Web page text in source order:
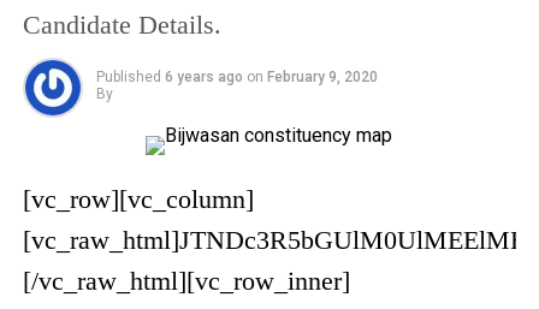
Candidate Details.
Published 6 years ago on February 9, 2020
By
[vc_row][vc_column][vc_raw_html]JTNDc3R5bGUlM0UlMEElMEF0YWJsZSUyMCU3QiUwQSUyMCUyMGJhY2tncm91bmQtY29sb3IlM0ElMjB0cmFuc3BhcmVudCUzQiUwQSUyMCUyMGJvcmRlci1jb2xsYXBzZSUzQSUyMGNvbGxhcHNlJTNCJTBBJTIwJTIwZm9udC1mYW1pbHklM0ElMjBBcmlhbCUyQyUyMEhlbHZldGljYSUyQyUyMHNhbnMtc2VyaWYlMEElN0QlMEEuZGNmLXRhYmxlJTIwdGJvZHklMkMlMjAuZGNmLXRhYmxlJTIwdGhlYWQlMjAlN0IlMEElMjAlMjBmb250LXNpemUlM0ElMjAuODRlbSUwQSU3RCUwQS5kY2YtdGFibGUlMjB0Zm9vdCUyMCU3QiUwQSUyMCUyMGZvbnQtc2l6ZSUzQSUyMC43NWVtJTBBJTdEJTBBLmRjZi10YWJsZSUyMHRib2R5JTIwJTdCJTBBJTIwJTIwYm9yZGVyLWJvdHRvbSUzQSUyMDFweCUyMHNvbGlkJTIwJTIzZTNlM2UyJTNCJTBBJTIwJTIwYm9yZGVyLXRvcCUzQSUyMDFweCUyMHNvbGlkJTIwJTIzZTNlM2UyJTBBJTdEJTBBLmRjZi10YWJsZSUyMHRkJTJDJTIwLmRjZi10YWJsZSUyMHRoJTIwJTdCJTBBJTIwJTIwcGFkZGluZy1yaWdodCUzQSUyMDEuNzhlbSUwQSU3RCUwQS5kY2YtdGFibGUtYm9yZGVyZWQlMkMlMjAuZGNmLXRhYmxlLWJvcmRlcmVkJTIwdGQlMkMlMjAuZGNmLXRhYmxlLWJvcmRlcmVkJTIwdGglMjAlN0IlMEElMjAlMjBib3JkZXIlM0ElMjAxcHglMjBzb2xpZCUyMCUyM2UzZTNlMiUwQSU3RCUwQS5kY2YtdGFibGUtYm9yZGVyZWQlMjB0ZCUyQyUyMC5kY2YtdGFibGUtYm9yZGVyZWQlMjB0aCUyQyUyMC5kY2YtdGFibGUtc3RyaXBlZCUyMHRkJTJDJTIwLmRjZi10YWJsZS1zdHJpcGVkJTIwdGglMjAlN0IlMEElMjAlMjBwYWRkaW5nLWxlZnQlM0ElMjAxZW0lM0IlMEElMjAlMjBwYWRkaW5nLXJpZ2h0JTNBJTIwMWVtJTBBJTdEJTBBLmRjZi10YWJsZS1ib3JkZXJlZCUyMHRyJTNBbm90JTI4JTNBbGFzdC1jaGlsZCUyOSUyQyUyMC5kY2YtdGFibGUtc3RyaXBlZCUyMHRyJTNBbm90JTI4JTNBbGFzdC1jaGlsZCUyOSUyMCU3QiUwQSUyMCUyMGJvcmRlci1ib3R0b20lM0ElMjAxcHglMjBzb2xpZCUyMCUyM2UzZTNlMiUwQSU3RCUwQS5kY2YtdGFibGUtc3RyaXBlZCUyMHRib2R5JTIwdHIlM0FudGgtb2YtdHlwZSUyODJuJTI5JTIwJTdCJTBBJTIwJTIwYmFja2dyb3VuZC1jb2xvciUzQSUyMCUyM2Y2ZjZmNSUwQSU3RCUwQS5kY2YtdGFibGUlMjB0aGVhZCUyMHRkJTJDJTIwLmRjZi10YWJsZSUyMHRoZWFkJTIwdGglMjAlN0IlMEElMjAlMjBwYWRkaW5nLWJvdHRvbSUzQSUyMC43NWVtJTNCJTBBJTIwJTIwdmVydGljYWwtYWxpZ24lM0ElMjBib3R0b20lMEElN0QlMEEuZGNmLXRhYmxlJTIwdGJvZHklMjB0ZCUyQyUyMC5kY2YtdGFibGUlMjB0Ym9keSUyMHRoJTJDJTIwLmRjZi10YWJsZSUyMHRmb290JTIwdGQlMkMlMjAuZGNmLXRhYmxlJTIwdGZvb3QlMjB0aCUyMCU3QiUwQSUyMCUyMHBhZGRpbmctdG9wJTNBJTIwLjc1ZW0lM0IlMEElMjAlMjB2ZXJ0aWNhbC1hbGlnbiUzQSUyMHRvcCUwQSU3RCUwQS5kY2YtdGFibGUlMjB0Ym9keSUyMHRkJTJDJTIwLmRjZi10YWJsZSUyMHRib2R5JTIwdGglMjAlN0IlMEElMjAlMjBwYWRkaW5nLWJvdHRvbSUzQSUyMC43NWVtJTBBJTdEJTBBLmRjZi10YWJsZS1ib3JkZXJlZCUyMHRoZWFkJTIwdGglMjAlN0IlMEElMjAlMjBwYWRkaW5nLXRvcCUzQSUyMDEuMzNlbSUwQSU3RCUwQS5kY2Ytd3JhcHBlci10YWJsZS1zY3JvbGwlMjAlN0IlMEElMjAlMjBsZWZ0JTNBJTIwNTAlMjUlM0IlMEElMjAlMjBtYXJnaW4tbGVmdCUzQSUyMC01MHZ3JTNCJTBBJTIwJTIwbWFyZ2luLXJpZ2h0JTNBJTIwLTUwdnclM0IlMEElMjAlMjBvdmVyZmxvdy14JTNBJTIwYXV0byUzQiUwQSUyMCUyMC13ZWJraXQtb3ZlcmZsb3ctc2Nyb2xsaW5nJTNBJTIwdG91Y2glM0IlMEElMjAlMjBwYWRkaW5nLWJvdHRvbSUzQSUyMDFlbSUzQiUwQSUyMCUyMHBvc2l0aW9uJTNBJTIwcmVsYXRpdmUlM0IlMEElMjAlMjByaWdodCUzQSUyMDUwJTI1JTNCJTBBJTIwJTIwd2lkdGglM0ElMjAxMDB2dyUwQSU3RCUwQSU0MG1lZGlhJTIwb25seSUyMHNjcmVlbiUyMGFuZCUyMCUyOG1heC13aWR0aCUzQTQyLjA5ZW0lMjklMjAlN0IlMEElMjAlMjAuZGNmLXRhYmxlLXJlc3BvbnNpdmUlMjB0aGVhZCUyMCU3QiUwQSUyMCUyMCUyMCUyMGNsaXAlM0ElMjByZWN0JTI4MCUyMDAlMjAwJTIwMCUyOSUzQiUwQSUyMCUyMCUyMCUyMC13ZWJraXQtY2xpcC1wYXRoJTNBJTIwaW5zZXQlMjg1MCUyNSUyOSUzQiUwQSUyMCUyMCUyMCUyMGNsaXAtcGF0aCUzQSUyMGluc2V0JTI4NTAlMjUlMjklM0IlMEElMjAlMjAlMjAlMjBoZWlnaHQlM0ElMjAxcHglM0IlMEElMjAlMjAlMjAlMjBvdmVyZmxvdyUzQSUyMGhpZGRlbiUzQiUwQSUyMCUyMCUyMCUyMHBvc2l0aW9uJTNBJTIwYWJzb2x1dGUlM0IlMEElMjAlMjAlMjAlMjB3aWR0aCUzQSUyMDFweCUzQiUwQSUyMCUyMCUyMCUyMHdoaXRlLXNwYWNlJTNBJTIwbm93cmFwJTBBJTIwJTIwJTdEJTBBJTIwJTIwLmRjZi10YWJsZS1yZXNwb25zaXZlJTIwdHIlMjAlN0IlMEElMjAlMjAlMjAlMjBkaXNwbGF5JTNBJTIwYmxvY2slMEElMjAlMjAlN0QlMEElMjAlMjAuZGNmLXRhYmxlLXJlc3BvbnNpdmUlMjB0ZCUyMCU3QiUwQSUyMCUyMCUyMCUyMC13ZWJraXQtY29sdW1uLWdhcCUzQSUyMDMuMTZ2dyUzQiUwQSUyMCUyMCUyMCUyMC1tb3otY29sdW1uLWdhcCUzQSUyMDMuMTZ2dyUzQiUwQSUyMCUyMCUyMCUyMGNvbHVtbi1nYXAlM0ElMjAzLjE2dnclM0IlMEElMjAlMjAlMjAlMjBkaXNwbGF5JTNBJTIwLW1zLWdyaWQlM0IlMEElMjAlMjAlMjAlMjBkaXNwbGF5JTNBJTIwZ3JpZCUzQiUwQSUyMCUyMCUyMCUyMC1tcy1ncmlkLWNvbHVtbnMlM0ElMjAxZnIlMjAyZnIlM0IlMEElMjAlMjAlMjAlMjBncmlkLXRlbXBsYXRlLWNvbHVtbnMlM0ElMjAxZnIlMjAyZnIlM0IlMEElMjAlMjAlMjAlMjB0ZXh0LWFsaWduJTNBJTIwbGVmdCUyMWltcG9ydGFudCUwQSUyMCUyMCU3RCUwQSUyMCUyMC5kY2YtdGFibGUtcmVzcG9uc2l2ZS5kY2YtdGFibGUtYm9yZGVyZWQlMkMlMjAuZGNmLXRhYmxlLXJlc3BvbnNpdmUuZGNmLXRhYmxlLWJvcmRlcmVkJTIwdGhlYWQlMjB0aCUyMCU3QiUwQSUyMCUyMCUyMCUyMGJvcmRlci13aWR0aCUzQSUyMDAlMEElMjAlMjAlN0QlMEElMjAlMjAuZGNmLXRhYmxlLXJlc3BvbnNpdmUuZGNmLXRhYmxlLWJvcmRlcmVkJTIwdGJvZHklMjB0ZCUyMCU3QiUwQSUyMCUyMCUyMCUyMGJvcmRlci10b3Atd2lkdGglM0ElMjAwJTBBJTIwJTIwJTdEJTBBJTIwJTIwLmRjZi10YWJsZS1yZXNwb25zaXZlJTNBbm90JTI4LmRjZi10YWJsZS1ib3JkZXJlZCUyOSUyMHRib2R5JTIwdHIlMjAlN0IlMEElMjAlMjAlMjAlMjBwYWRkaW5nLWJvdHRvbSUzQSUyMC43NWVtJTBBJTIwJTIwJTdEJTBBJTIwJTIwLmRjZi10YWJsZS1yZXNwb25zaXZlJTNBbm90JTI4LmRjZi10YWJsZS1ib3JkZXJlZCUyOSUyMHRib2R5JTIwdGQlMjAlN0IlMEElMjAlMjAlMjAlMjBwYWRkaW5nLWJvdHRvbSUzQSUyMDAlMEElMjAlMjAlN0QlMEElMjAlMjAuZGNmLXRhYmxlLXJlc3BvbnNpdmUlM0Fub3QlMjguZGNmLXRhYmxlLWJvcmRlcmVkJTI5JTNBbm90JTI4LmRjZi10YWJsZS1zdHJpcGVkJTI5JTIwdGJvZHklMjB0ZCUyMCU3QiUwQSUyMCUyMCUyMCUyMHBhZGRpbmctcmlnaHQlM0ElMjAwJTBBJTIwJTIwJTdEJTBBJTIwJTIwLmRjZi10YWJsZS1yZXNwb25zaXZlLmRjZi10YWJsZS1ib3JkZXJlZCUyMHRib2R5JTIwdHIlM0FsYXN0LWNoaWxkJTIwdGQlM0FsYXN0LWNoaWxkJTIwJTdCJTBBJTIwJTIwJTIwJTIwYm9yZGVyLWJvdHRvbS13aWR0aCUzQSUyMDAlMEElMjAlMjAlN0QlMEElMjAlMjAuZGNmLXRhYmxlLXJlc3BvbnNpdmUlMjB0Ym9keSUyMHRkJTNBYmVmb3JlJTIwJTdCJTBBJTIwJTIwJTIwJTIwY29udGVudCUzQSUyMGF0dHIlMjhkYXRhLWxhYmVsJTI5JTNCJTBBJTIwJTIwJTIwJTIwZmxvYXQlM0ElMjBsZWZ0JTNCJTBBJTIwJTIwJTIwJTIwZm9udC13ZWlnaHQlM0ElMjA3MDAlM0IlMEElMjAlMjAlMjAlMjBwYWRkaW5nLXJpZ2h0JTNBJTIwMS43OGVtJTBBJTIwJTIwJTdEJTBBJTdEJTBBJTNDJTJGc3R5bGUlM0UlMEElM0N0YWJsZSUyMGNsYXNzJTNEJTIyZGNmLXRhYmxlJTIwZGNmLXRhYmxlLXJlc3BvbnNpdmUlMjBkY2YtdGFibGUtYm9yZGVyZWQlMjBkY2YtdGFibGUtc3RyaXBlZCUyMGRjZi13LTEwMCUyNSUyMiUzRSUwQSUzQ2NhcHRpb24lM0UlM0MlMkZjYXB0aW9uJTNFJTBBJTNDdGhlYWQlM0UlMEElMEElMjAlMjAlMjAlMjAlMjAlMjAlM0N0ciUzRSUwQSUyMCUyMCUyMCUyMCUyMCUyMCUyMCUyMCUyMCUyMCUyMCUyMCUzQ3RoJTIwc2NvcGUlM0QlMjJjb2wlMjIlMjBkYXRhLWxhYmVsJTNEJTIyTmFtZSUyMiUzRU5hbWUlM0MlMkZ0aCUzRSUwQSUyMCUyMCUyMCUyMCUyMCUyMCUyMCUyMCUyMCUyMCUyMCUyMCUzQ3RoJTIwc2NvcGUlM0QlMjJjb2wlMjIlMjBkYXRhLWxhYmVsJTNEJTIyUGFydHklMjIlM0VQYXJ0eSUzQyUyRnRoJTNFJTBBJTIwJTIwJTIwJTIwJTIwJTIwJTIwJTIwJTIwJTIwJTIwJTIwJTNDdGglMjBzY29wZSUzRCUyMmNvbCUyMiUyMGRhdGEtbGFiZWwlM0QlMjJHZW5kZXIlMjIlM0VHZW5kZXIlM0MlMkZ0aCUzRSUwQSUyMCUyMCUyMCUyMCUyMCUyMCUyMCUyMCUyMCUyMCUyMCUyMCUzQ3RoJTIwc2NvcGUlM0QlMjJjb2wlMjIlMjBkYXRhLWxhYmVsJTNEJTIyQWdlJTIyJTNFQWdlJTNDJTJGdGglM0UlMEElMjAlMjAlMjAlMjAlMjAlMjAlMjAlMjAlMjAlMjAlMjAlMjAlM0N0aCUyMHNjb3BlJTNEJTIyY29sJTIyJTIwZGF0YS1sYWJlbCUzRCUyMk51bWJlciUyMG9mJTIwQ3JpbWluYWwlMjBDYXNlcyUyMiUzRU51bWJlciUyMG9mJTIwQ3JpbWluYWwlMjBDYXNlcyUzQyUyRnRoJTNFJTBBJTIwJTIwJTIwJTIwJTIwJTIwJTIwJTIwJTIwJTIwJTIwJTIwJTNDdGglMjBzY29wZSUzRCUyMmNvbCUyMiUyMGRhdGEtbGFiZWwlM0QlMjJTZXJpb3VzJTIwSVBDJTIwQ291bnRzJTIyJTNFU2VyaW91cyUyMElQQyUyMENvdW50cyUzQyUyRnRoJTNFJTBBJTIwJTIwJTIwJTIwJTIwJTIwJTIwJTIwJTIwJTIwJTIwJTIwJTNDdGglMjBzY29wZSUzRCUyMmNvbCUyMiUyMGRhdGEtbGFiZWwlM0QlMjJFZHVjYXRpb24lMjBMZXZlbCUyMiUzRUVkdWNhdGlvbiUyMExldmVsJTNDJTJGdGglM0UlMEElMjAlMjAlMjAlMjAlMjAlMjAlMjAlMjAlMjAlMjAlMjAlMjAlM0N0aCUyMHNjb3BlJTNEJTIyY29sJTIyJTIwZGF0YS1sYWJlbCUzRCUyMlRvdGFsJTIwQXNzZXRzJTIwJTI4UnMuJTI5JTIyJTNFVG90YWwlMjBBc3NldHMlMjAlMjhScy4lMjklM0MlMkZ0aCUzRSUwQSUyMCUyMCUyMCUyMCUyMCUyMCUyMCUzQyUyRnRyJTNFJTBBJTBBJTNDJTJGdGhlYWQlM0UlMEElM0N0Ym9keSUzRSUwQSUwQSUyMCUyMCUyMCUyMCUyMCUyMCUzQ3RyJTNFJTBBJTIwJTIwJTIwJTIwJTIwJTIwJTIwJTIwJTIwJTIwJTIwJTIwJTNDdGQlMjBkYXRhLWxhYmVsJTNEJTIyTmFtZSUyMiUzRVNhdCUyMFByYWthc2glMjBSYW5hJTNDJTJGdGQlM0UlMEElMjAlMjAlMjAlMjAlMjAlMjAlMjAlMjAlMjAlMjAlMjAlMjAlM0N0ZCUyMGRhdGEtbGFiZWwlM0QlMjJQYXJ0eSUyMiUzRUJKUCUzQyUyRnRkJTNFJTBBJTIwJTIwJTIwJTIwJTIwJTIwJTIwJTIwJTIwJTIwJTIwJTIwJTNDdGQlMjBkYXRhLWxhYmVsJTNEJTIyR2VuZGVyJTIyJTNFTSUzQyUyRnRkJTNFJTBBJTIwJTIwJTIwJTIwJTIwJTIwJTIwJTIwJTIwJTIwJTIwJTIwJTNDdGQlMjBkYXRhLWxhYmVsJTNEJTIyQWdlJTIyJTNFNTQlM0MlMkZ0ZCUzRSUwQSUyMCUyMCUyMCUyMCUyMCUyMCUyMCUyMCUyMCUyMCUyMCUyMCUzQ3RkJTIwZGF0YS1sYWJlbCUzRCUyMk51bWJlciUyMG9mJTIwQ3JpbWluYWwlMjBDYXNlcyUyMiUzRTAlM0MlMkZ0ZCUzRSUwQSUyMCUyMCUyMCUyMCUyMCUyMCUyMCUyMCUyMCUyMCUyMCUyMCUzQ3RkJTIwZGF0YS1sYWJlbCUzRCUyMlNlcmlvdXMlMjBJUEMlMjBDb3VudHMlMjIlM0UwJTNDJTJGdGQlM0UlMEElMjAlMjAlMjAlMjAlMjAlMjAlMjAlMjAlMjAlMjAlMjAlMjAlM0N0ZCUyMGRhdGEtbGFiZWwlM0QlMjJFZHVjYXRpb24lMjBMZXZlbCUyMiUzRXBvc3RfZ3JhZHVhdGUlM0MlMkZ0ZCUzRSUwQSUyMCUyMCUyMCUyMCUyMCUyMCUyMCUyMCUyMCUyMCUyMCUyMCUzQ3RkJTIwZGF0YS1sYWJlbCUzRCUyMlRvdGFsJTIwQXNzZXRzJTIwJTI4UnMuJTI5JTIyJTNFNTclMkM0MyUyQzcxJTJDNDk2JTNDJTJGdGQlM0UlMEElMjAlMjAlMjAlMjAlMjAlMjAlMjAlM0MlMkZ0ciUzRSUwQSUwQSUwQSUyMCUyMCUyMCUyMCUyMCUyMCUzQ3RyJTNFJTBBJTIwJTIwJTIwJTIwJTIwJTIwJTIwJTIwJTIwJTIwJTIwJTIwJTNDdGQlMjBkYXRhLWxhYmVsJTNEJTIyTmFtZSUyMiUzRU1hbmp1JTIwWWFkYXYlM0MlMkZ0ZCUzRSUwQSUyMCUyMCUyMCUyMCUyMCUyMCUyMCUyMCUyMCUyMCUyMCUyMCUzQ3RkJTIwZGF0YS1sYWJlbCUzRCUyMlBhcnR5JTIyJTNFU3dhcmFqJTIwSW5kaWElM0MlMkZ0ZCUzRSUwQSUyMCUyMCUyMCUyMCUyMCUyMCUyMCUyMCUyMCUyMCUyMCUyMCUzQ3RkJTIwZGF0YS1sYWJlbCUzRCUyMkdlbmRlciUyMiUzRUYlM0MlMkZ0ZCUzRSUwQSUyMCUyMCUyMCUyMCUyMCUyMCUyMCUyMCUyMCUyMCUyMCUyMCUzQ3RkJTIwZGF0YS1sYWJlbCUzRCUyMkFnZSUyMiUzRTQzJTNDJTJGdGQlM0UlMEElMjAlMjAlMjAlMjAlMjAlMjAlMjAlMjAlMjAlMjAlMjAlMjAlM0N0ZCUyMGRhdGEtbGFiZWwlM0QlMjJOdW1iZXIlMjBvZiUyMENyaW1pbmFsJTIwQ2FzZXMlMjIlM0UwJTNDJTJGdGQlM0UlMEElMjAlMjAlMjAlMjAlMjAlMjAlMjAlMjAlMjAlMjAlMjAlMjAlM0N0ZCUyMGRhdGEtbGFiZWwlM0QlMjJTZXJpb3VzJTIwSVBDJTIwQ291bnRzJTIyJTNFMCUzQyUyRnRkJTNFJTBBJTIwJTIwJTIwJTIwJTIwJTIwJTIwJTIwJTIwJTIwJTIwJTIwJTNDdGQlMjBkYXRhLWxhYmVsJTNEJTIyRWR1Y2F0aW9uJTIwTGV2ZWwlMjIlM0VncmFkdWF0ZSUzQyUyRnRkJTNFJTBBJTIwJTIwJTIwJTIwJTIwJTIwJTIwJTIwJTIwJTIwJTIwJTIwJTNDdGQlMjBkYXRhLWxhYmVsJTNEJTIyVG90YWwlMjBBc3NldHMlMjAlMjhScy4lMjklMjIlM0UxMCUyQzY5JTJDMzglMkMzNTklM0MlMkZ0ZCUzRSUwQSUyMCUyMCUyMCUyMCUyMCUyMCUyMCUzQyUyRnRyJTNFJTBBJTBBJTBBJTIwJTIwJTIwJTIwJTIwJTIwJTNDdHIlM0UlMEElMjAlMjAlMjAlMjAlMjAlMjAlMjAlMjAlMjAlMjAlMjAlMjAlM0N0ZCUyMGRhdGEtbGFiZWwlM0QlMjJOYW1lJTIyJTNFQmh1cGluZGVyJTIwU2luZ2glMjBKb29uJTNDJTJGdGQlM0UlMEElMjAlMjAlMjAlMjAlMjAlMjAlMjAlMjAlMjAlMjAlMjAlMjAlM0N0ZCUyMGRhdGEtbGFiZWwlM0QlMjJQYXJ0eSUyMiUzRUFBUCUzQyUyRnRkJTNFJTBBJTIwJTIwJTIwJTIwJTIwJTIwJTIwJTIwJTIwJTIwJTIwJTIwJTNDdGQlMjBkYXRhLWxhYmVsJTNEJTIyR2VuZGVyJTIyJTNFTSUzQyUyRnRkJTNFJTBBJTIwJTIwJTIwJTIwJTIwJTIwJTIwJTIwJTIwJTIwJTIwJTIwJTND